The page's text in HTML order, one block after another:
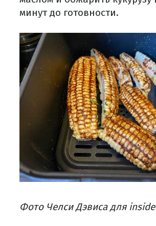
минут до готовности.
Фото Челси Дэвиса для